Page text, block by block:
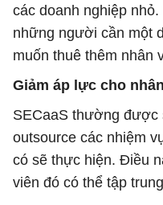
các doanh nghiệp
những người cần một
muốn thuê thêm nhân
Giảm áp lực cho
SECaaS thường được
outsource các nhiệm
có sẽ thực hiện. Điều
viên đó có thể tập